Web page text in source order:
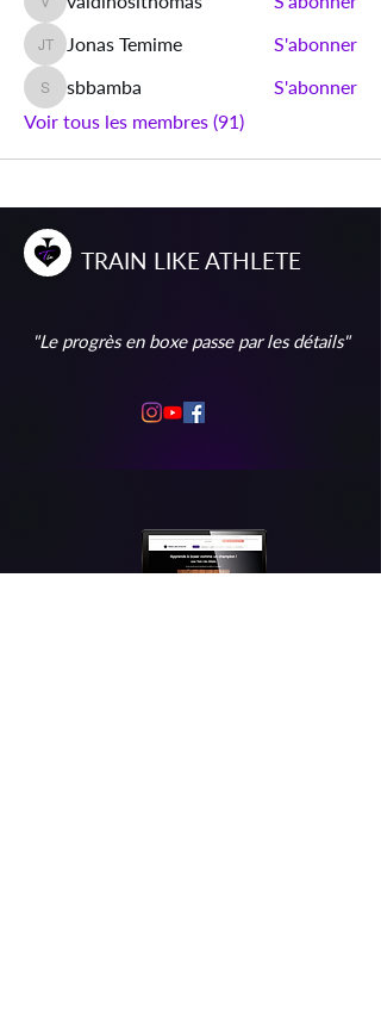
valdinosithomas
Jonas Temime
Jonas Temime S'abonner
sbbamba
sbbamba
S'abonner
Voir tous les membres (91)
TRAIN L IKEATHLETE
"Le progrès en boxe passe par les détails"